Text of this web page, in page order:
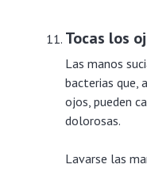
Tocas los
Las manos
bacterias que,
ojos, pueden
dolorosas.
Lavarse las